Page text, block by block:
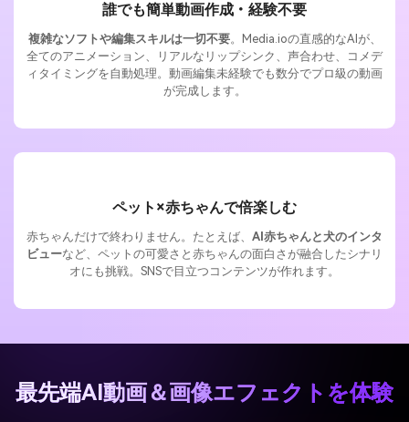
誰でも簡単動画作成・経験不要
複雑なソフトや編集スキルは一切不要。Media.ioの直感的なAIが、
全てのアニメーション、リアルなリップシンク、声合わせ、コメデ
ィタイミングを自動処理。動画編集未経験でも数分でプロ級の動画
が完成します。
ペット×赤ちゃんで倍楽しむ
赤ちゃんだけで終わりません。たとえば、 AI赤ちゃんと犬のインタ
ビューなど、ペットの可愛さと赤ちゃんの面白さが融合したシナリ
オにも挑戦。SNSで目立つコンテンツが作れます。
最先端AI動画＆画像エフェクトを体験